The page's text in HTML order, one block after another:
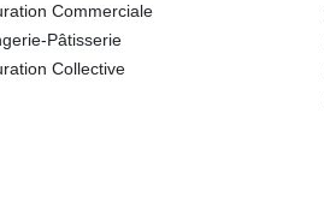
Commerciale
Pâtisserie
Collective